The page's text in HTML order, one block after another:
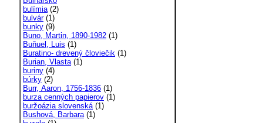
bulímia(2)
bulvár(1)
bunky (9)
Buno, Martin, 1890-1982 (1)
Buňuel, Luis (1)
Buratino- drevený človiečik (1)
Burian, Vlasta(1)
buriny (4)
búrky (2)
Burr, Aaron, 1756-1836 (1)
burza cenných papierov (1)
buržoázia slovenská(1)
Bushová, Barbara(1)